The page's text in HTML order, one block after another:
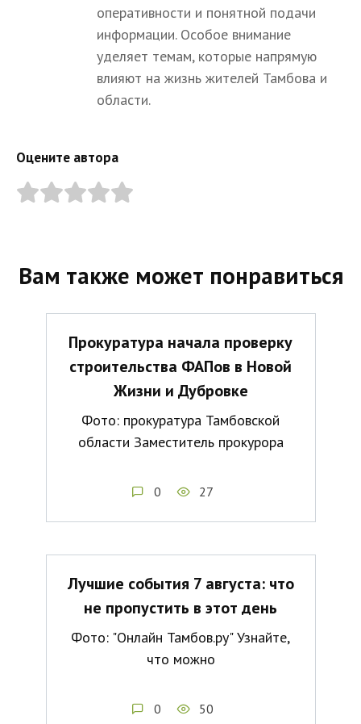
оперативности и понятной подачи
информации. Особое внимание
уделяет темам, которые напрямую
влияют на жизнь жителей Тамбова и
области.
Оцените автора
Вам также может понравиться
Прокуратура начала проверку
строительства ФАПов в Новой
Жизни и Дубровке
Фото: прокуратура Тамбовской
области Заместитель прокурора
0 27
Лучшие события 7 августа: что
не пропустить в этот день
Фото: "Онлайн Тамбов.ру" Узнайте,
что можно
0 50